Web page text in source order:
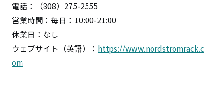
電話：（808）275-2555
営業時間：毎日：10:00-21:00
休業日：なし
ウェブサイト（英語）： https://www.nordstromrack.c
om